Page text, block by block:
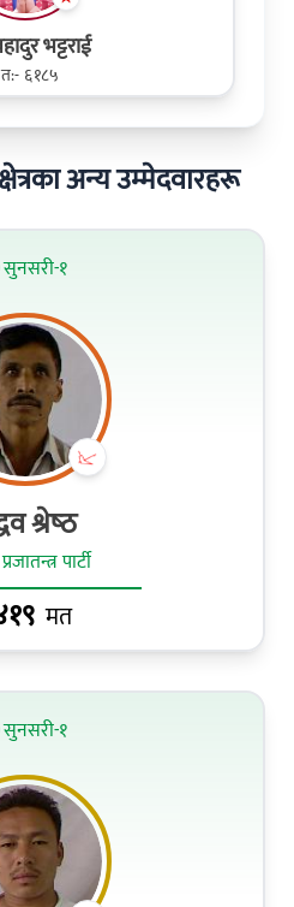
भट्टराई
६१८५
अन्य उम्मेदवारहरू
सुनसरी-१
श्रेष्‍ठ
पार्टी
मत
सुनसरी-१